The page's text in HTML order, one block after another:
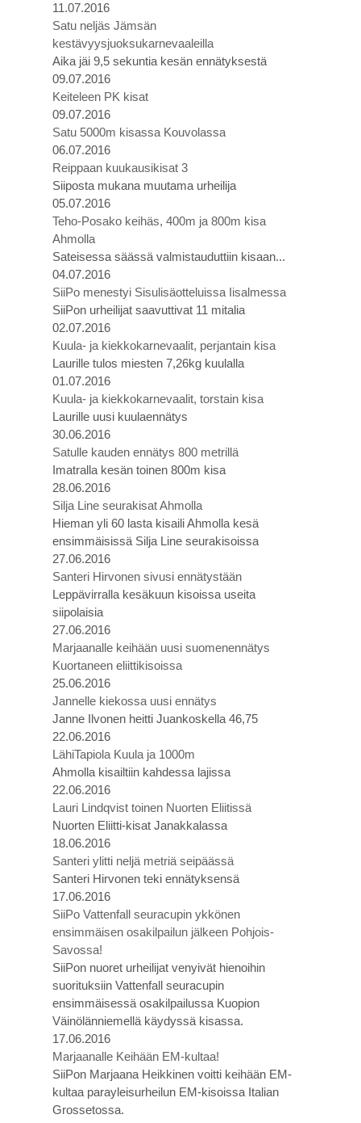
11.07.2016
Satu neljäs Jämsän
kestävyysjuoksukarnevaaleilla
Aika jäi 9,5 sekuntia kesän ennätyksestä
09.07.2016
Keiteleen PK kisat
09.07.2016
Satu 5000m kisassa Kouvolassa
06.07.2016
Reippaan kuukausikisat 3
Siiposta mukana muutama urheilija
05.07.2016
Teho-Posako keihäs, 400m ja 800m kisa
Ahmolla
Sateisessa säässä valmistauduttiin kisaan...
04.07.2016
SiiPo menestyi Sisulisäotteluissa Iisalmessa
SiiPon urheilijat saavuttivat 11 mitalia
02.07.2016
Kuula- ja kiekkokarnevaalit, perjantain kisa
Laurille tulos miesten 7,26kg kuulalla
01.07.2016
Kuula- ja kiekkokarnevaalit, torstain kisa
Laurille uusi kuulaennätys
30.06.2016
Satulle kauden ennätys 800 metrillä
Imatralla kesän toinen 800m kisa
28.06.2016
Silja Line seurakisat Ahmolla
Hieman yli 60 lasta kisaili Ahmolla kesä
ensimmäisissä Silja Line seurakisoissa
27.06.2016
Santeri Hirvonen sivusi ennätystään
Leppävirralla kesäkuun kisoissa useita
siipolaisia
27.06.2016
Marjaanalle keihään uusi suomenennätys
Kuortaneen eliittikisoissa
25.06.2016
Jannelle kiekossa uusi ennätys
Janne Ilvonen heitti Juankoskella 46,75
22.06.2016
LähiTapiola Kuula ja 1000m
Ahmolla kisailtiin kahdessa lajissa
22.06.2016
Lauri Lindqvist toinen Nuorten Eliitissä
Nuorten Eliitti-kisat Janakkalassa
18.06.2016
Santeri ylitti neljä metriä seipäässä
Santeri Hirvonen teki ennätyksensä
17.06.2016
SiiPo Vattenfall seuracupin ykkönen
ensimmäisen osakilpailun jälkeen Pohjois-
Savossa!
SiiPon nuoret urheilijat venyivät hienoihin
suorituksiin Vattenfall seuracupin
ensimmäisessä osakilpailussa Kuopion
Väinölänniemellä käydyssä kisassa.
17.06.2016
Marjaanalle Keihään EM-kultaa!
SiiPon Marjaana Heikkinen voitti keihään EM-
kultaa parayleisurheilun EM-kisoissa Italian
Grossetossa.